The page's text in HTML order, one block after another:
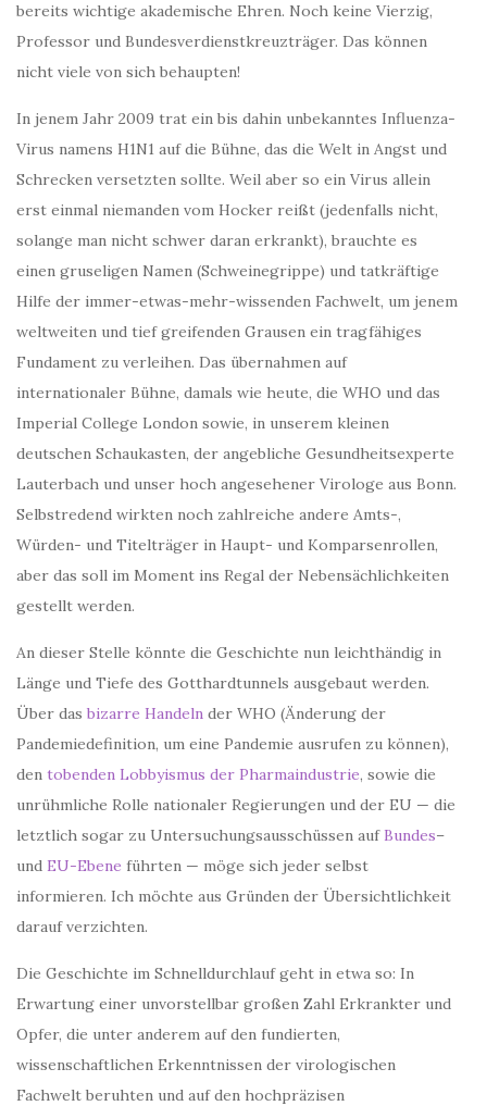
bereits wichtige akademische Ehren. Noch keine Vierzig,
Professor und Bundesverdienstkreuzträger. Das können
nicht viele von sich behaupten!
In jenem Jahr 2009 trat ein bis dahin unbekanntes Influenza-
Virus namens H1N1 auf die Bühne, das die Welt in Angst und
Schrecken versetzten sollte. Weil aber so ein Virus allein
erst einmal niemanden vom Hocker reißt (jedenfalls nicht,
solange man nicht schwer daran erkrankt), brauchte es
einen gruseligen Namen (Schweinegrippe) und tatkräftige
Hilfe der immer-etwas-mehr-wissenden Fachwelt, um jenem
weltweiten und tief greifenden Grausen ein tragfähiges
Fundament zu verleihen. Das übernahmen auf
internationaler Bühne, damals wie heute, die WHO und das
Imperial College London sowie, in unserem kleinen
deutschen Schaukasten, der angebliche Gesundheitsexperte
Lauterbach und unser hoch angesehener Virologe aus Bonn.
Selbstredend wirkten noch zahlreiche andere Amts-,
Würden- und Titelträger in Haupt- und Komparsenrollen,
aber das soll im Moment ins Regal der Nebensächlichkeiten
gestellt werden.
An dieser Stelle könnte die Geschichte nun leichthändig in
Länge und Tiefe des Gotthardtunnels ausgebaut werden.
Über das bizarre Handeln der WHO (Änderung der
Pandemiedefinition, um eine Pandemie ausrufen zu können),
den tobenden Lobbyismus der Pharmaindustrie, sowie die
unrühmliche Rolle nationaler Regierungen und der EU — die
letztlich sogar zu Untersuchungsausschüssen auf Bundes–
und EU-Ebene führten — möge sich jeder selbst
informieren. Ich möchte aus Gründen der Übersichtlichkeit
darauf verzichten.
Die Geschichte im Schnelldurchlauf geht in etwa so: In
Erwartung einer unvorstellbar großen Zahl Erkrankter und
Opfer, die unter anderem auf den fundierten,
wissenschaftlichen Erkenntnissen der virologischen
Fachwelt beruhten und auf den hochpräzisen